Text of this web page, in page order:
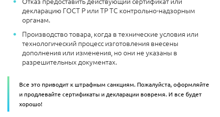
декларацию ГОСТ Р или ТР ТС контрольно-надзорным
органам.
Производство товара, когда в технические условия или
технологический процесс изготовления внесены
дополнения или изменения, но они не указаны в
разрешительных документах.
Все это приводит к штрафным санкциям. Пожалуйста, оформляйте
и продлевайте сертификаты и декларации вовремя. И все будет
хорошо!